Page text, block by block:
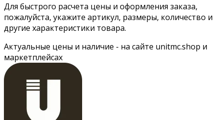
Для быстрого расчета цены и оформления заказа,
пожалуйста, укажите артикул, размеры, количество и
другие характеристики товара.
Актуальные цены и наличие - на сайте unitmc.shop и
маркетплейсах